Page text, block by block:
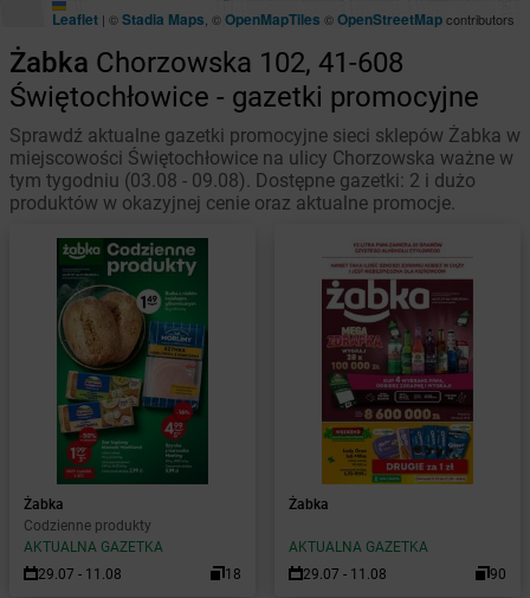
Leaflet | ©Stadia Maps , ©OpenMapTiles ©OpenStreetMapcontributors
Żabka Chorzowska 102, 41-608
Świętochłowice - gazetki promocyjne
Sprawdź aktualne gazetki promocyjne sieci sklepów Żabka w
miejscowości Świętochłowice na ulicy Chorzowska ważne w
tym tygodniu (03.08 - 09.08). Dostępne gazetki: 2 i dużo
produktów w okazyjnej cenie oraz aktualne promocje.
Żabka
Codzienne produkty
AKTUALNA GAZETKA
29.07 - 11.08
18
Żabka
AKTUALNA GAZETKA
29.07 - 11.08
90